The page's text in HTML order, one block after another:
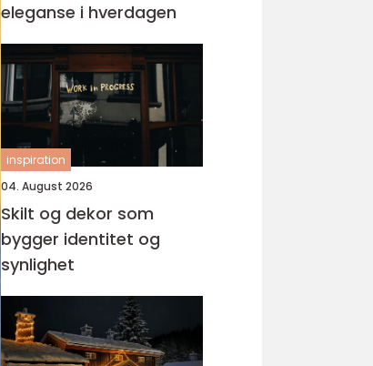
eleganse i hverdagen
inspiration
04. August 2026
Skilt og dekor som
bygger identitet og
synlighet